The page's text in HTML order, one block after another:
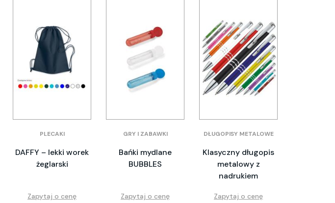
PLECAKI
DAFFY – lekki worek
żeglarski
Zapytaj o cenę
GRY I ZABAWKI
Bańki mydlane
BUBBLES
Zapytaj o cenę
DŁUGOPISY METALOWE
Klasyczny długopis
metalowy z
nadrukiem
Zapytaj o cenę